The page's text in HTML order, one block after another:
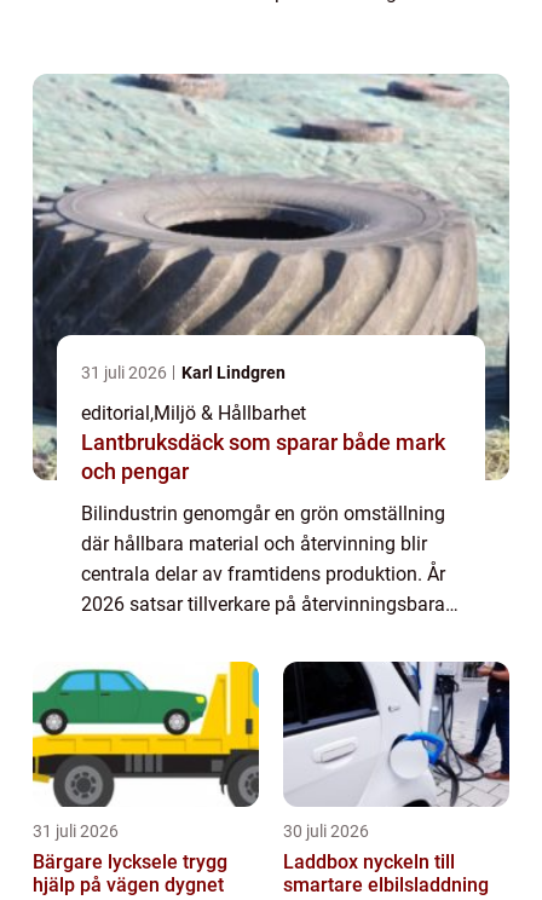
31 juli 2026 Karl Lindgren
editorial ,Miljö & Hållbarhet
Lantbruksdäck som sparar både mark
och pengar
Bilindustrin genomgår en grön omställning
där hållbara material och återvinning blir
centrala delar av framtidens produktion. År
2026 satsar tillverkare på återvinningsbara
31 juli 2026
Bärgare lycksele trygg
hjälp på vägen dygnet
30 juli 2026
Laddbox nyckeln till
smartare elbilsladdning